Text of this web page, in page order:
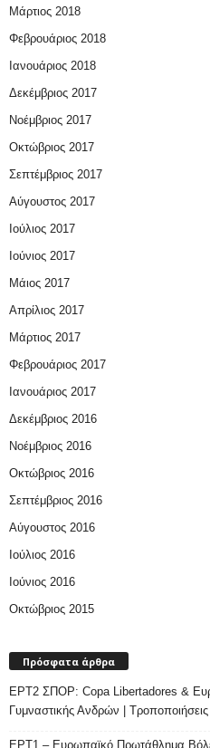
Μάρτιος 2018
Φεβρουάριος 2018
Ιανουάριος 2018
Δεκέμβριος 2017
Νοέμβριος 2017
Οκτώβριος 2017
Σεπτέμβριος 2017
Αύγουστος 2017
Ιούλιος 2017
Ιούνιος 2017
Μάιος 2017
Απρίλιος 2017
Μάρτιος 2017
Φεβρουάριος 2017
Ιανουάριος 2017
Δεκέμβριος 2016
Νοέμβριος 2016
Οκτώβριος 2016
Σεπτέμβριος 2016
Αύγουστος 2016
Ιούλιος 2016
Ιούνιος 2016
Οκτώβριος 2015
Πρόσφατα άρθρα
ΕΡΤ2 ΣΠΟΡ: Copa Libertadores &
Γυμναστικής Ανδρών |
ΕΡΤ1 – Ευρωπαϊκό Πρωτάθλημα